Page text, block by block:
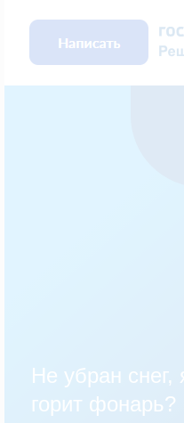
Не убран снег,
горит фонарь?